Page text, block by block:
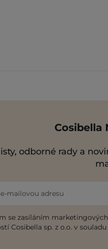
Cosibella
odborné rady a
mailovou adresu
se zasíláním
Cosibella sp. z o.o. v souladu